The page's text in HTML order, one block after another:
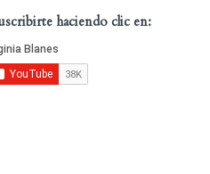
haciendo clic en: